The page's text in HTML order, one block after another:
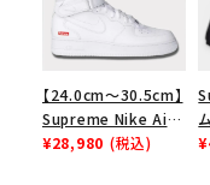
【24.0cm～30.5cm】
Supreme Nike Air
Force 1 Mid シュプ
¥28,980 (税込)